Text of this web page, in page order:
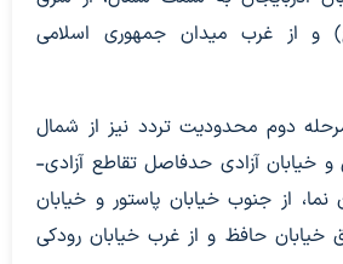
و از غرب میدان جمهوری اسلامی
دوم محدودیت تردد نیز از شمال
و خیابان آزادی حدفاصل تقاطع آزادی-
از جنوب خیابان پاستور و خیابان
خیابان حافظ و از غرب خیابان رودکی